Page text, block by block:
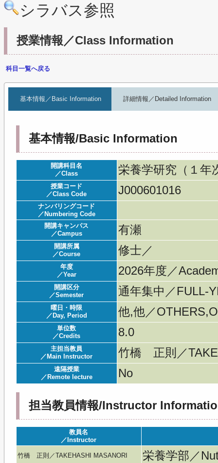
シラバス参照
授業情報／Class Information
科目一覧へ戻る
基本情報／Basic Information 詳細情報／Detailed Information
基本情報/Basic Information
開講科目名
／Class
栄養学研究（１年
授業コード
／Class Code
J000601016
ナンバリングコード
／Numbering Code
開講キャンパス
／Campus
有瀬
開講所属
／Course
修士／
年度
／Year
2026年度／
開講区分
／Semester
通年集中／FULL-
曜日・時限
／Day, Period
他,他／
単位数
／Credits
8.0
主担当教員
／Main Instructor
竹橋 正則／
遠隔授業
／Remote lecture
No
担当教員情報/Instructor
教員名
／Instructor
竹橋 正則／TAKEHASHI MASANORI 栄養学部／